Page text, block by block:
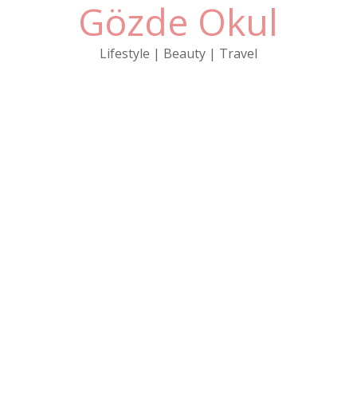
Gözde Okul
Lifestyle | Beauty | Travel